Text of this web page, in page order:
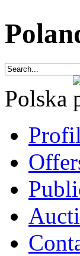
Polska